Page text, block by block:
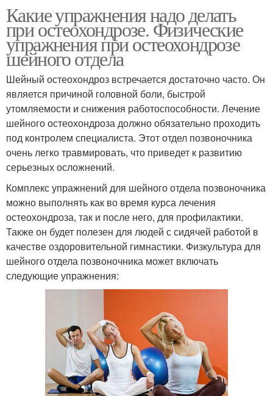
Какие упражнения надо делать
при остеохондрозе. Физические
упражнения при остеохондрозе
шейного отдела
Шейный остеохондроз встречается достаточно часто. Он
является причиной головной боли, быстрой
утомляемости и снижения работоспособности. Лечение
шейного остеохондроза должно обязательно проходить
под контролем специалиста. Этот отдел позвоночника
очень легко травмировать, что приведет к развитию
серьезных осложнений.
Комплекс упражнений для шейного отдела позвоночника
можно выполнять как во время курса лечения
остеохондроза, так и после него, для профилактики.
Также он будет полезен для людей с сидячей работой в
качестве оздоровительной гимнастики. Физкультура для
шейного отдела позвоночника может включать
следующие упражнения: